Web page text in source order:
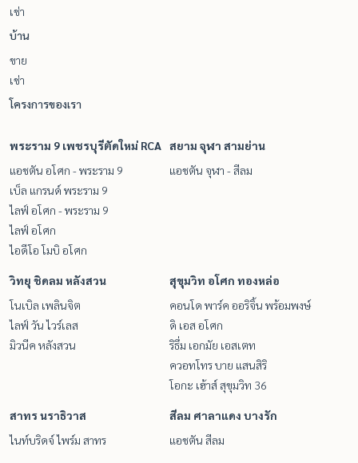
เช่า
บ้าน
ขาย
เช่า
โครงการของเรา
พระราม 9 เพชรบุรีตัดใหม่ RCA
แอชตัน อโศก - พระราม 9
เบ็ล แกรนด์ พระราม 9
ไลฟ์ อโศก - พระราม 9
ไลฟ์ อโศก
ไอดีโอ โมบิ อโศก
สยาม จุฬา สามย่าน
แอชตัน จุฬา - สีลม
วิทยุ ชิดลม หลังสวน
โนเบิล เพลินจิต
ไลฟ์ วัน ไวร์เลส
มิวนีค หลังสวน
สุขุมวิท อโศก ทองหล่อ
คอนโด พาร์ค ออริจิ้น พร้อมพงษ์
ดิ เอส อโศก
ริธึ่ม เอกมัย เอสเตท
ควอทโทร บาย แสนสิริ
โอกะ เฮ้าส์ สุขุมวิท 36
สาทร นราธิวาส
ไนท์บริดจ์ ไพร์ม สาทร
สีลม ศาลาแดง บางรัก
แอชตัน สีลม